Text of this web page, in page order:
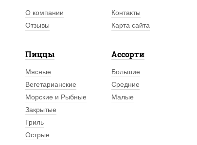
О компании Контакты
Отзывы
Карта сайта
Пиццы
Мясные
Вегетарианские
Морские и Рыбные
Закрытые
Гриль
Острые
Ассорти
Большие
Средние
Малые